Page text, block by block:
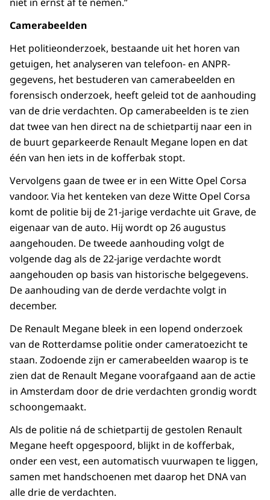
niet in ernst af te nemen.”
Camerabeelden
Het politieonderzoek, bestaande uit het horen van
getuigen, het analyseren van telefoon- en ANPR-
gegevens, het bestuderen van camerabeelden en
forensisch onderzoek, heeft geleid tot de aanhouding
van de drie verdachten. Op camerabeelden is te zien
dat twee van hen direct na de schietpartij naar een in
de buurt geparkeerde Renault Megane lopen en dat
één van hen iets in de kofferbak stopt.
Vervolgens gaan de twee er in een Witte Opel Corsa
vandoor. Via het kenteken van deze Witte Opel Corsa
komt de politie bij de 21-jarige verdachte uit Grave, de
eigenaar van de auto. Hij wordt op 26 augustus
aangehouden. De tweede aanhouding volgt de
volgende dag als de 22-jarige verdachte wordt
aangehouden op basis van historische belgegevens.
De aanhouding van de derde verdachte volgt in
december.
De Renault Megane bleek in een lopend onderzoek
van de Rotterdamse politie onder cameratoezicht te
staan. Zodoende zijn er camerabeelden waarop is te
zien dat de Renault Megane voorafgaand aan de actie
in Amsterdam door de drie verdachten grondig wordt
schoongemaakt.
Als de politie ná de schietpartij de gestolen Renault
Megane heeft opgespoord, blijkt in de kofferbak,
onder een vest, een automatisch vuurwapen te liggen,
samen met handschoenen met daarop het DNA van
alle drie de verdachten.